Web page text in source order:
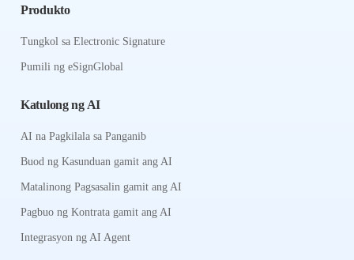
Produkto
Tungkol sa Electronic Signature
Pumili ng eSignGlobal
Katulong ng AI
AI na Pagkilala sa Panganib
Buod ng Kasunduan gamit ang AI
Matalinong Pagsasalin gamit ang AI
Pagbuo ng Kontrata gamit ang AI
Integrasyon ng AI Agent